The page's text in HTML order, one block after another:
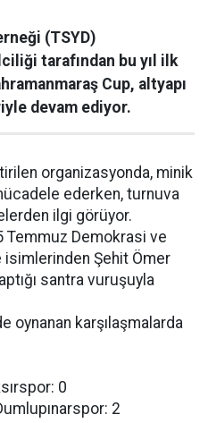
(TSYD)
tarafından bu yıl ilk
Cup, altyapı
devam ediyor.
organizasyonda, minik
ederken, turnuva
ilgi görüyor.
Temmuz Demokrasi ve
isimlerinden Şehit Ömer
santra vuruşuyla
oynanan karşılaşmalarda
0
2